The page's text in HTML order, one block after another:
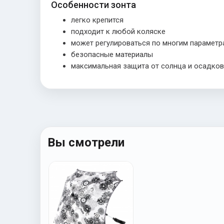
Особенности зонта
легко крепится
подходит к любой коляске
может регулироваться по многим
безопасные материалы
максимальная защита от солнца и осадков
Вы смотрели